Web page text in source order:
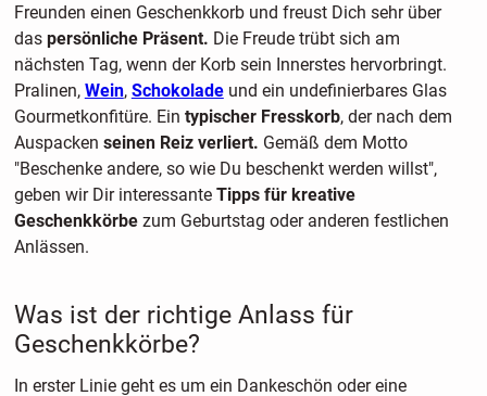
Freunden einen Geschenkkorb und freust Dich sehr über
das persönliche Präsent. Die Freude trübt sich am
nächsten Tag, wenn der Korb sein Innerstes hervorbringt.
Pralinen, Wein, Schokoladeund ein undefinierbares Glas
Gourmetkonfitüre. Ein typischer Fresskorb, der nach dem
Auspacken seinen Reiz verliert. Gemäß dem Motto
"Beschenke andere, so wie Du beschenkt werden willst",
geben wir Dir interessante Tipps für kreative
Geschenkkörbezum Geburtstag oder anderen festlichen
Anlässen.
Was ist der richtige Anlass für
Geschenkkörbe?
In erster Linie geht es um ein Dankeschön oder eine